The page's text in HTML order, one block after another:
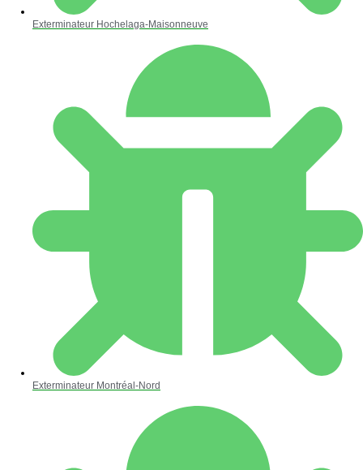
Exterminateur Hochelaga-Maisonneuve
Exterminateur Montréal-Nord